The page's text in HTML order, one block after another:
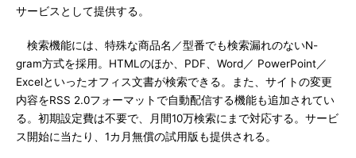
サービスとして提供する。
検索機能には、特殊な商品名／型番でも検索漏れのないN-
gram方式を採用。HTMLのほか、PDF、Word／ PowerPoint／
Excelといったオフィス文書が検索できる。また、サイトの変更
内容をRSS 2.0フォーマットで自動配信する機能も追加されてい
る。初期設定費は不要で、月間10万検索にまで対応する。サービ
ス開始に当たり、1カ月無償の試用版も提供される。